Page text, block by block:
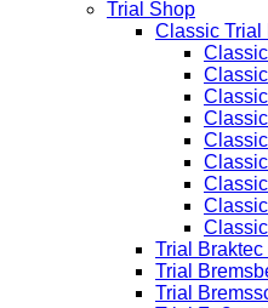
Trial Shop
Classic Trial
Trial Braktec
Trial
Trial